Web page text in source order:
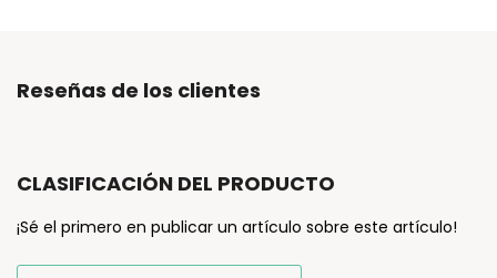
Reseñas de los clientes
CLASIFICACIÓN DEL PRODUCTO
¡Sé el primero en publicar un artículo sobre este artículo!